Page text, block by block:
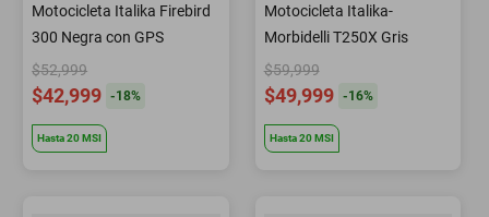
Motocicleta Italika Firebird
300 Negra con GPS
$52,999
$42,999 -18%
Hasta20MSI
Motocicleta Italika-
Morbidelli T250X Gris
$59,999
$49,999 -16%
Hasta20MSI